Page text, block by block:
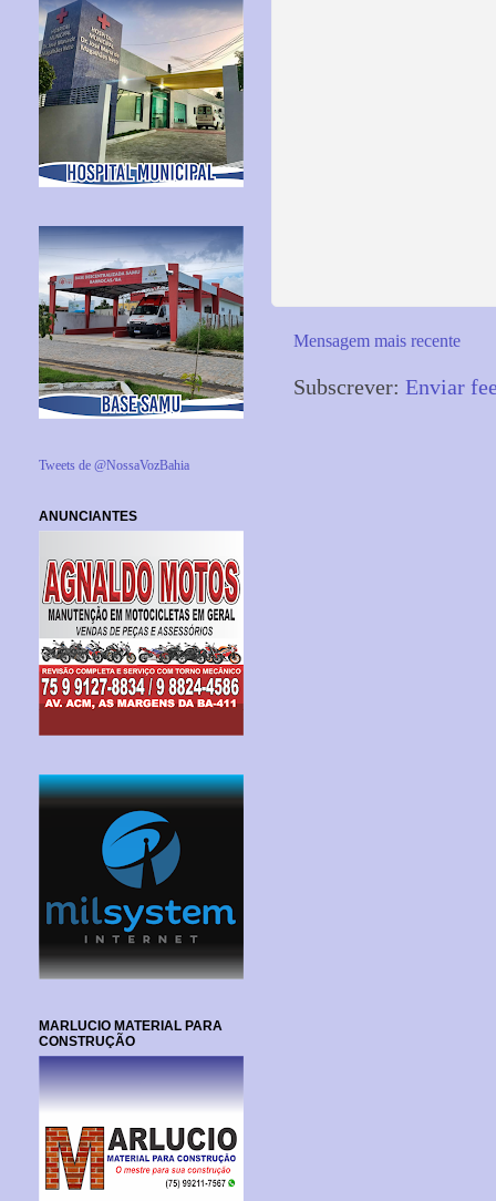
Mensagem mais recente
Subscrever: Enviar
Tweets de @NossaVozBahia
ANUNCIANTES
MARLUCIO MATERIAL PARA
CONSTRUÇÃO